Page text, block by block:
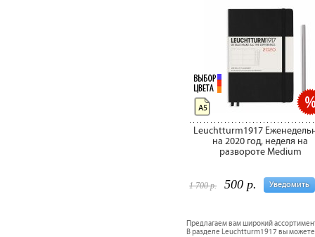
Leuchtturm1917
на 2020 год, неделя на
развороте Medium
Уведомить
1 700 р. 500 р.
А5
Предлагаем вам широкий
В разделе Leuchtturm1917 вы